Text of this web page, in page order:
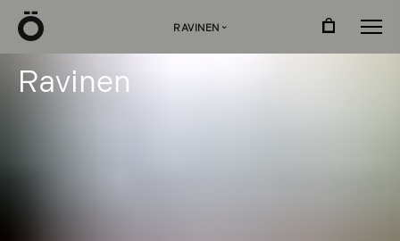
RAVINEN ›
Ravinen
Ö